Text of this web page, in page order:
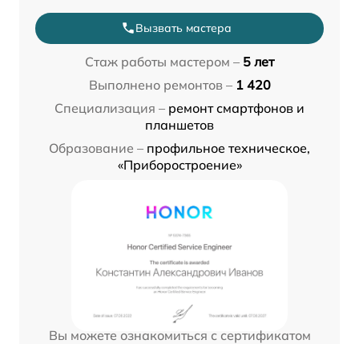
Вызвать мастера
Стаж работы мастером – 5 лет
Выполнено ремонтов – 1 420
Специализация – ремонт смартфонов и
планшетов
Образование – профильное техническое,
«Приборостроение»
Вы можете ознакомиться с сертификатом